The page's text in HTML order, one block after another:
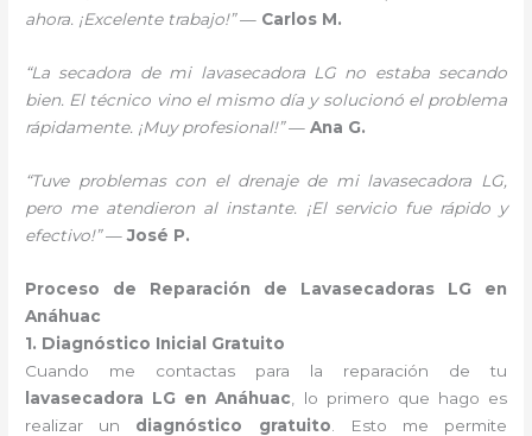
ahora. ¡Excelente trabajo!”— Carlos M.
“La secadora de mi lavasecadora LG no estaba secando
bien. El técnico vino el mismo día y solucionó el problema
rápidamente. ¡Muy profesional!”—Ana G.
“Tuve problemas con el drenaje de mi lavasecadora LG,
pero me atendieron al instante. ¡El servicio fue rápido y
efectivo!”—José P.
Proceso de Reparación de Lavasecadoras LG en
Anáhuac
1. Diagnóstico Inicial Gratuito
Cuando me contactas para la reparación de tu
lavasecadora LG en Anáhuac , lo primero que hago es
realizar un diagnóstico gratuito . Esto me permite